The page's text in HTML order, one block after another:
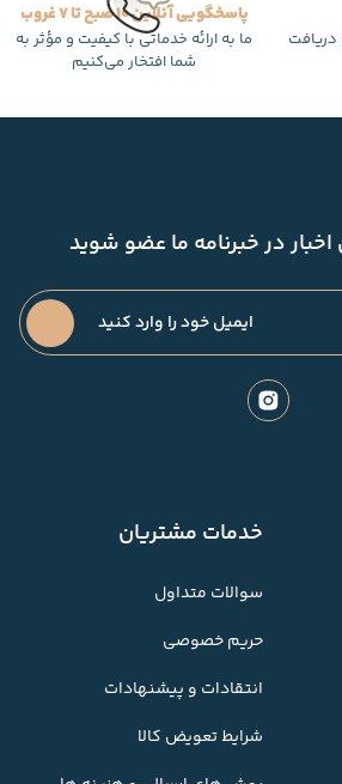
دریافت
پاسخگویی آنلاین 10 صبح تا 7 غروب
ما به ارائه خدماتی با کیفیت و مؤثر به
شما افتخار می‌کنیم
اخبار در خبرنامه ما عضو شوید
خدمات مشتریان
سوالات متداول
حریم خصوصی
انتقادات و پیشنهادات
شرایط تعویض کالا